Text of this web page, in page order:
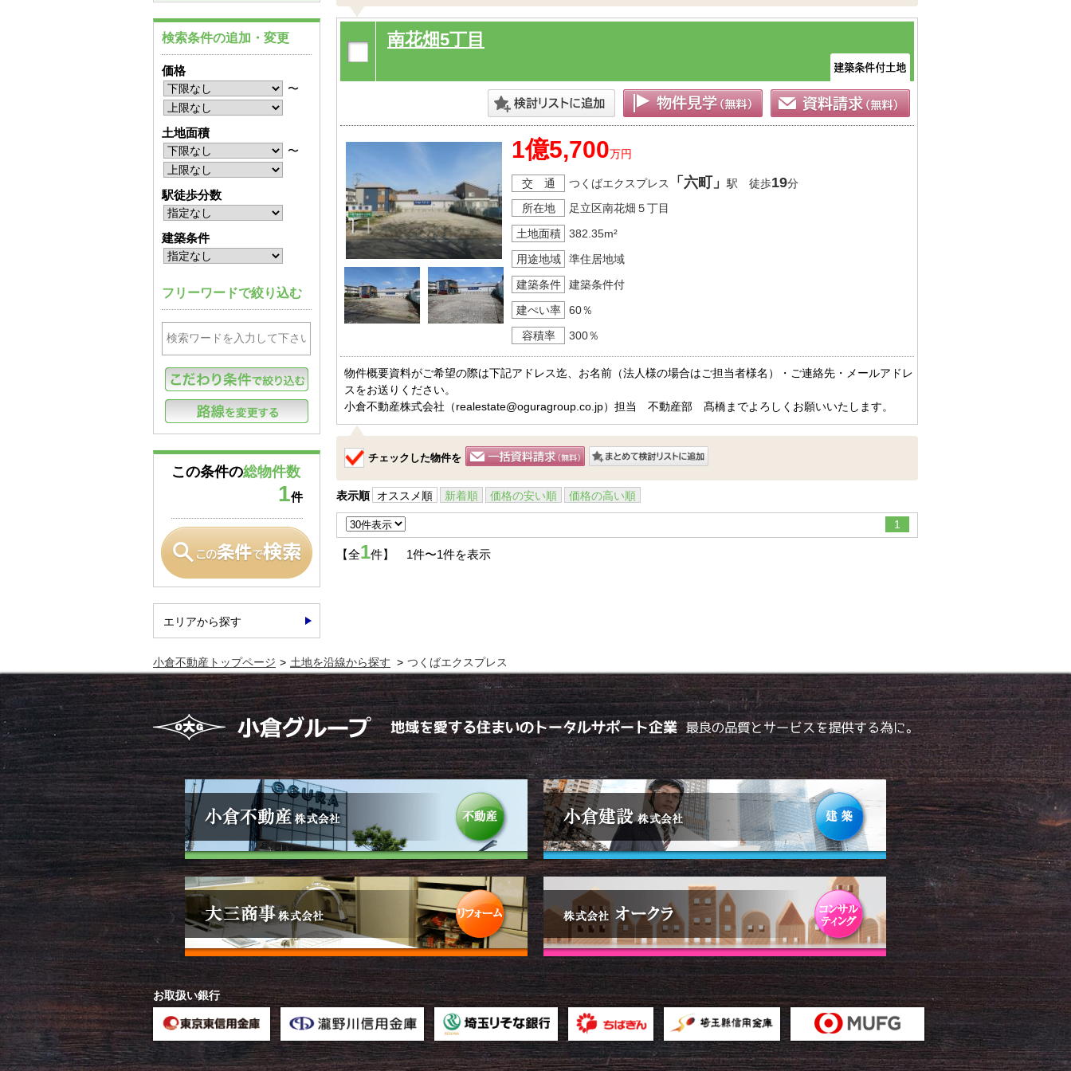
南花畑5丁目
1億5,700万円
交 通 つくばエクスプレス 「六町」駅 徒歩19分
所在地
足立区南花畑５丁目
土地面積
382.35m²
用途地域
準住居地域
建築条件
建築条件付
建ぺい率
60％
容積率
300％
物件概要資料がご希望の際は下記アドレス迄、お名前（法人様の場合はご担当者様名）・ご連絡先・メールアドレ
スをお送りください。
チェックした物件を
表示順 オススメ順 新着順 価格の安い順 価格の高い順
1
【全1件】 1件〜1件を表示
検索条件の追加・変更
価格
〜
土地面積
〜
駅徒歩分数
建築条件
フリーワードで絞り込む
この条件の総物件数
1件
エリアから探す
小倉不動産トップページ 土地を沿線から探す つくばエクスプレス
お取扱い銀行